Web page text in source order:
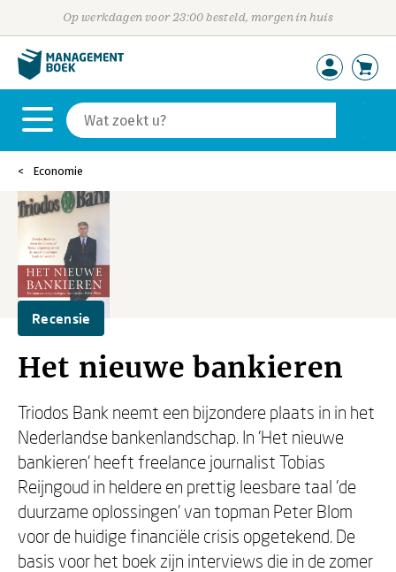
Op werkdagen voor 23:00 besteld, morgen in huis
Economie
Recensie
Het nieuwe bankieren
Triodos Bank neemt een bijzondere plaats in in het
Nederlandse bankenlandschap. In 'Het nieuwe
bankieren' heeft freelance journalist Tobias
Reijngoud in heldere en prettig leesbare taal 'de
duurzame oplossingen' van topman Peter Blom
voor de huidige financiële crisis opgetekend. De
basis voor het boek zijn interviews die in de zomer